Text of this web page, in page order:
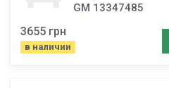
GM 13347485
3655 грн
в наличии